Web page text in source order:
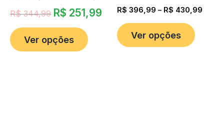
R$344,99 R$ 251,99
Ver opções
R$ 396,99 – R$ 430,99
Ver opções